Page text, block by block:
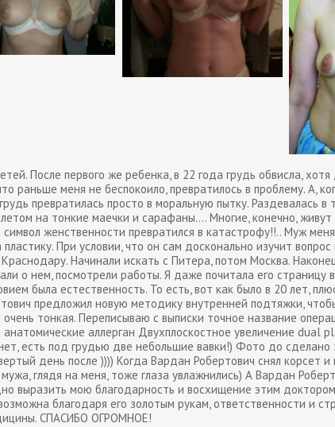
После первого же ребенка, в 22 года грудь обвисла,
раньше меня не беспокоило, превратилось в проблему. А,
превратилась просто в моральную пытку. Раздевалась в
на тонкие маечки и сарафаны.... Многие, конечно,
женственности превратился в катастрофу!!.. Муж
При условии, что он сам досконально изучит
Начинали искать с Питера, потом Москва.
о нем, посмотрели работы. Я даже почитала его страницу
была естественность. То есть, вот как было в 20 лет,
предложил новую методику внутренней подтяжки,
тонкая. Переписываю с выписки точное название
аллерган Двухплоскостное увеличение dual
есть под грудью две небольшие вавки!) Фото до сделано
день после )))) Когда Вардан Робертович снял корсет
глядя на меня, тоже глаза увлажнились) А Вардан
выразить мою благодарность и восхищение этим
благодаря его золотым рукам, ответственности и
СПАСИБО ОГРОМНОЕ!